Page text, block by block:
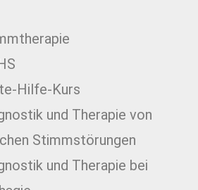
Hilfe-Kurs
und Therapie von
Stimmstörungen
und Therapie bei